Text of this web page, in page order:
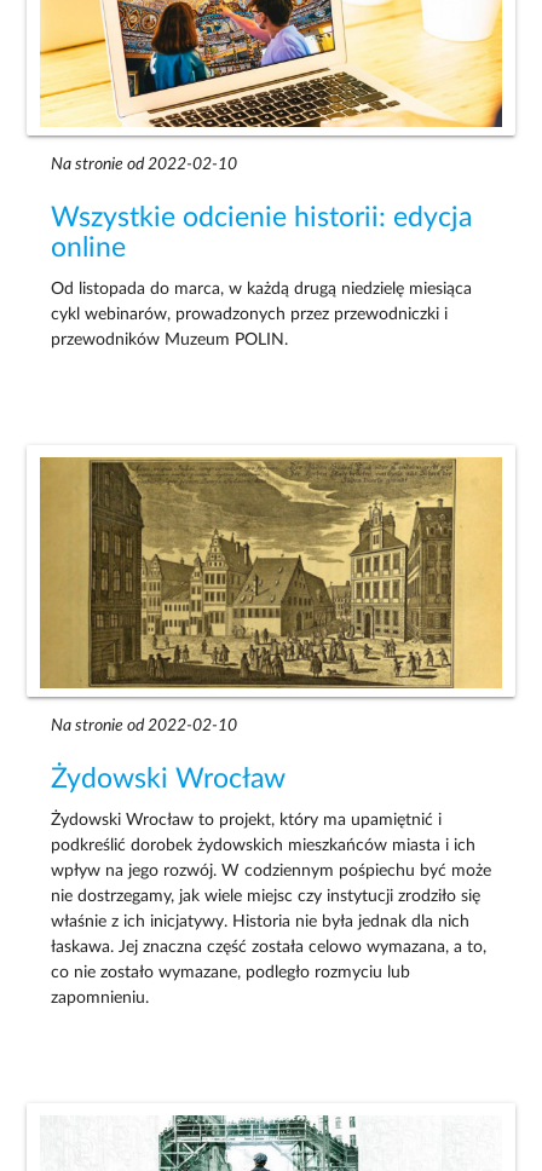
Na stronie od 2022-02-10
Wszystkie odcienie historii: edycja
online
Od listopada do marca, w każdą drugą niedzielę miesiąca
cykl webinarów, prowadzonych przez przewodniczki i
przewodników Muzeum POLIN.
Na stronie od 2022-02-10
Żydowski Wrocław
Żydowski Wrocław to projekt, który ma upamiętnić i
podkreślić dorobek żydowskich mieszkańców miasta i ich
wpływ na jego rozwój. W codziennym pośpiechu być może
nie dostrzegamy, jak wiele miejsc czy instytucji zrodziło się
właśnie z ich inicjatywy. Historia nie była jednak dla nich
łaskawa. Jej znaczna część została celowo wymazana, a to,
co nie zostało wymazane, podległo rozmyciu lub
zapomnieniu.